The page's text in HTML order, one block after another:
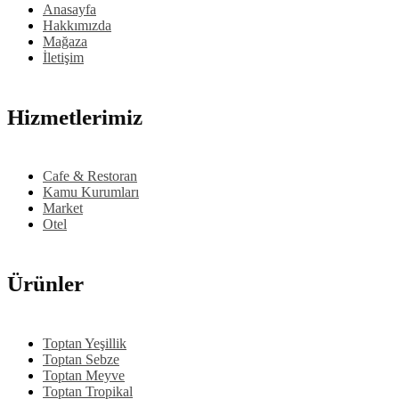
Anasayfa
Hakkımızda
Mağaza
İletişim
Hizmetlerimiz
Cafe & Restoran
Kamu Kurumları
Market
Otel
Ürünler
Toptan Yeşillik
Toptan Sebze
Toptan Meyve
Toptan Tropikal